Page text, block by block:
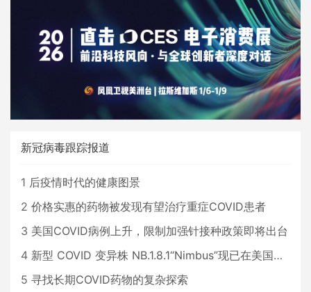
新冠病毒跟踪报道
1 后疫情时代的健康图景
2 价格实惠的药物被发现有望治疗重症COVID患者
3 美国COVID病例上升，限制加强针接种政策即将出台
4 新型 COVID 变异株 NB.1.8.1“Nimbus”现已在美国占据主导地位
5 寻找长期COVID药物的复杂探索